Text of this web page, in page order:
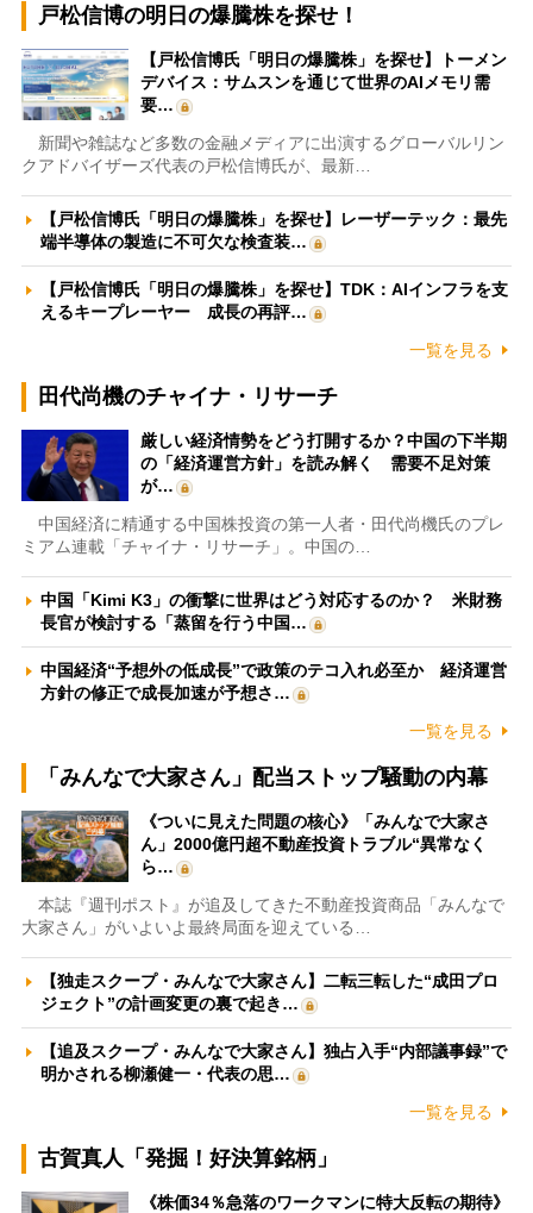
戸松信博の明日の爆騰株を探せ！
【戸松信博氏「明日の爆騰株」を探せ】トーメン
デバイス：サムスンを通じて世界のAIメモリ需
要…
新聞や雑誌など多数の金融メディアに出演するグローバルリン
クアドバイザーズ代表の戸松信博氏が、最新…
【戸松信博氏「明日の爆騰株」を探せ】レーザーテック：最先
端半導体の製造に不可欠な検査装…
【戸松信博氏「明日の爆騰株」を探せ】TDK：AIインフラを支
えるキープレーヤー 成長の再評…
一覧を見る
田代尚機のチャイナ・リサーチ
厳しい経済情勢をどう打開するか？中国の下半期
の「経済運営方針」を読み解く 需要不足対策
が…
中国経済に精通する中国株投資の第一人者・田代尚機氏のプレ
ミアム連載「チャイナ・リサーチ」。中国の…
中国「Kimi K3」の衝撃に世界はどう対応するのか？ 米財務
長官が検討する「蒸留を行う中国…
中国経済“予想外の低成長”で政策のテコ入れ必至か 経済運営
方針の修正で成長加速が予想さ…
一覧を見る
「みんなで大家さん」配当ストップ騒動の内幕
《ついに見えた問題の核心》「みんなで大家さ
ん」2000億円超不動産投資トラブル“異常なく
ら…
本誌『週刊ポスト』が追及してきた不動産投資商品「みんなで
大家さん」がいよいよ最終局面を迎えている…
【独走スクープ・みんなで大家さん】二転三転した“成田プロ
ジェクト”の計画変更の裏で起き…
【追及スクープ・みんなで大家さん】独占入手“内部議事録”で
明かされる柳瀬健一・代表の思…
一覧を見る
古賀真人「発掘！好決算銘柄」
《株価34％急落のワークマンに特大反転の期待》